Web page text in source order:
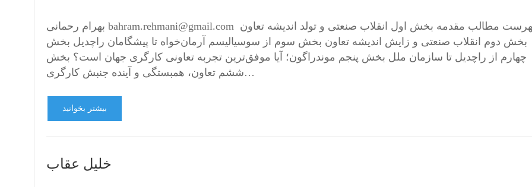
بهرام رحمانی bahram.rehmani@gmail.com فهرست مطالب مقدمه بخش اول انقلاب صنعتی و تولد اندیشه تعاون
بخش دوم انقلاب صنعتی و زایش اندیشه تعاون بخش سوم از سوسیالیسم آرمان‌خواه تا پیشگامان راچدیل بخش
چهارم از راچدیل تا سازمان ملل بخش پنجم موندراگون؛ آیا موفق‌ترین تجربه تعاونی کارگری جهان است؟ بخش
ششم تعاون، همبستگی و آینده جنبش کارگری…
بیشتر بخوانید
خلیل عقاب